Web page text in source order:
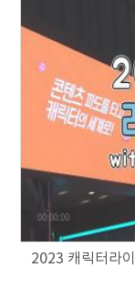
2023 캐릭터라